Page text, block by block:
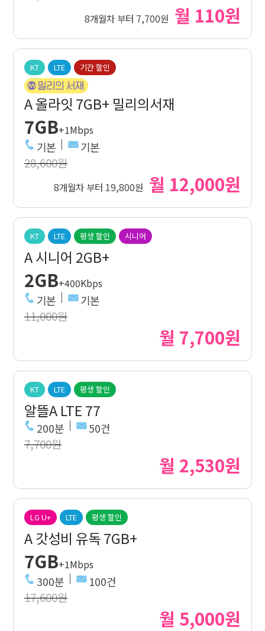
8개월차 부터 7,700원 월 110원
KT LTE 기간 할인
A 올라잇 7GB+ 밀리의서재
7GB+1Mbps
기본 기본
28,600원
8개월차 부터 19,800원 월 12,000원
KT LTE 평생 할인 시니어
A 시니어 2GB+
2GB+400Kbps
기본 기본
11,000원
월 7,700원
KT LTE 평생 할인
알뜰A LTE 77
200분 50건
7,700원
월 2,530원
LG U+ LTE 평생 할인
A 갓성비 유독 7GB+
7GB+1Mbps
300분 100건
17,600원
월 5,000원